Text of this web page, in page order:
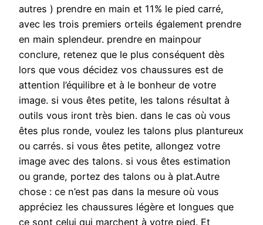
autres ) prendre en main et 11% le pied carré,
avec les trois premiers orteils également prendre
en main splendeur. prendre en mainpour
conclure, retenez que le plus conséquent dès
lors que vous décidez vos chaussures est de
attention l’équilibre et à le bonheur de votre
image. si vous êtes petite, les talons résultat à
outils vous iront très bien. dans le cas où vous
êtes plus ronde, voulez les talons plus plantureux
ou carrés. si vous êtes petite, allongez votre
image avec des talons. si vous êtes estimation
ou grande, portez des talons ou à plat.Autre
chose : ce n’est pas dans la mesure où vous
appréciez les chaussures légère et longues que
ce sont celui qui marchent à votre pied. Et